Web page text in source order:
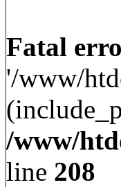
Fatal
'/www/
/www/
line 208